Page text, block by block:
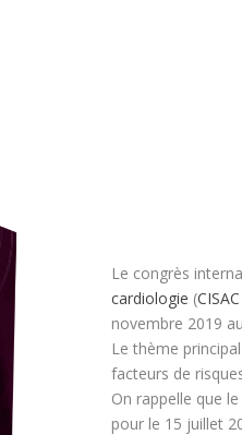
Le congrès
cardiologie (CISAC
novembre 2019
Le thème
facteurs de
On rappelle que
pour le 15 juillet